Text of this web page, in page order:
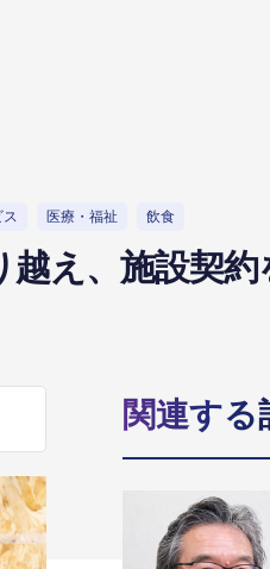
ス 医療・福祉 飲食
越え、施設契約
関連する